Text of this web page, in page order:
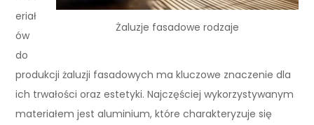
Żaluzje fasadowe rodzaje
eriał
ów
do
produkcji żaluzji fasadowych ma kluczowe znaczenie dla
ich trwałości oraz estetyki. Najczęściej wykorzystywanym
materiałem jest aluminium, które charakteryzuje się